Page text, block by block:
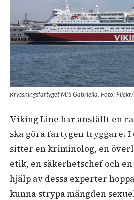
Kryssningsfartyget M/S Gabriella. Foto: Flickr/
Viking Line har anställt en
ska göra fartygen tryggare.
sitter en kriminolog, en
etik, en säkerhetschef och
hjälp av dessa experter
kunna strypa mängden